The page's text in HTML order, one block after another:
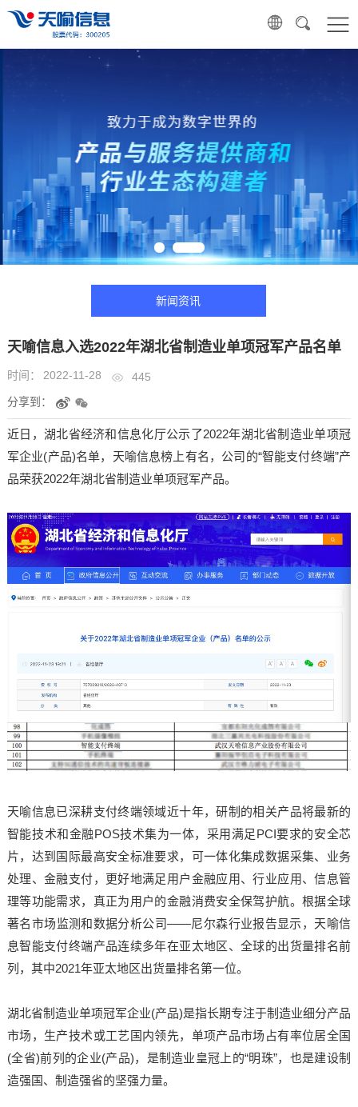
新闻资讯
天喻信息入选2022年湖北省制造业单项冠军产品名单
时间： 2022-11-28
445
分享到：
近日，湖北省经济和信息化厅公示了2022年湖北省制造业单项冠
军企业(产品)名单，天喻信息榜上有名，公司的“智能支付终端”产
品荣获2022年湖北省制造业单项冠军产品。
天喻信息已深耕支付终端领域近十年，研制的相关产品将最新的
智能技术和金融POS技术集为一体，采用满足PCI要求的安全芯
片，达到国际最高安全标准要求，可一体化集成数据采集、业务
处理、金融支付，更好地满足用户金融应用、行业应用、信息管
理等功能需求，真正为用户的金融消费安全保驾护航。根据全球
著名市场监测和数据分析公司——尼尔森行业报告显示，天喻信
息智能支付终端产品连续多年在亚太地区、全球的出货量排名前
列，其中2021年亚太地区出货量排名第一位。
湖北省制造业单项冠军企业(产品)是指长期专注于制造业细分产品
市场，生产技术或工艺国内领先，单项产品市场占有率位居全国
(全省)前列的企业(产品)，是制造业皇冠上的“明珠”，也是建设制
造强国、制造强省的坚强力量。